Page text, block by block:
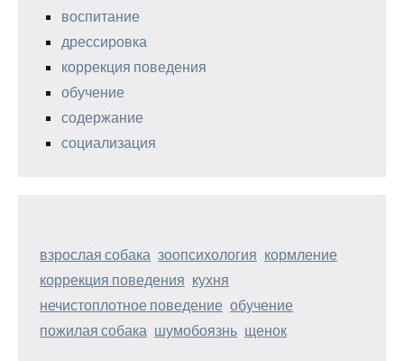
воспитание
дрессировка
коррекция поведения
обучение
содержание
социализация
взрослая собака зоопсихология кормление
коррекция поведения кухня
нечистоплотное поведение обучение
пожилая собака шумобоязнь щенок